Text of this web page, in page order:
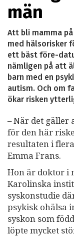
män
Att bli mamma
med hälsorisker
ett bäst före-
nämligen på att
barn med en
autism. Och om
ökar risken
– När det gäller
för den här
resultaten i
Emma Frans.
Hon är doktor i
Karolinska
syskonstudie
psykisk ohälsa
syskon som
löpte mycket